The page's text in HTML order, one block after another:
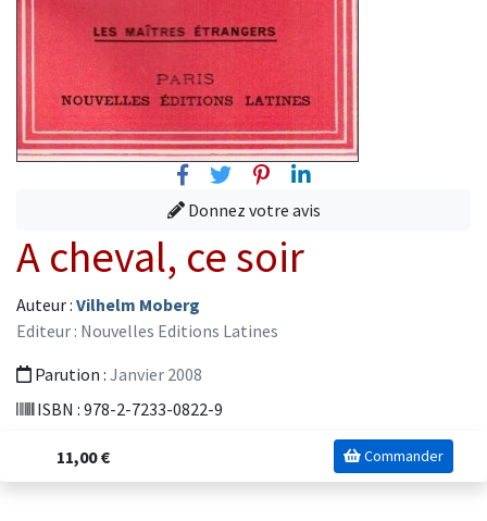
FacebookTwitterPinterest
Linkedin
Donnez votre avis
A cheval, ce soir
Auteur : Vilhelm Moberg
Editeur : Nouvelles Editions Latines
Parution : Janvier 2008
ISBN : 978-2-7233-0822-9
11,00 € Commander